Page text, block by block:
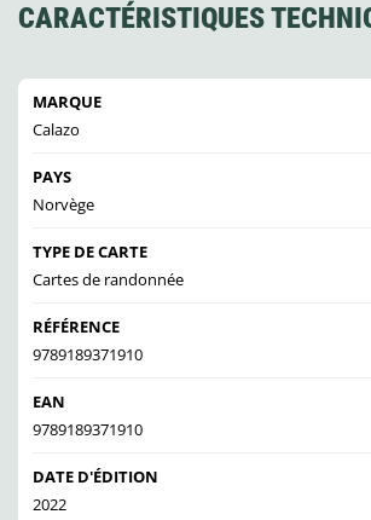
CARACTÉRISTIQUES
MARQUE
Calazo
PAYS
Norvège
TYPE DE CARTE
Cartes de randonnée
RÉFÉRENCE
9789189371910
EAN
9789189371910
DATE D'ÉDITION
2022